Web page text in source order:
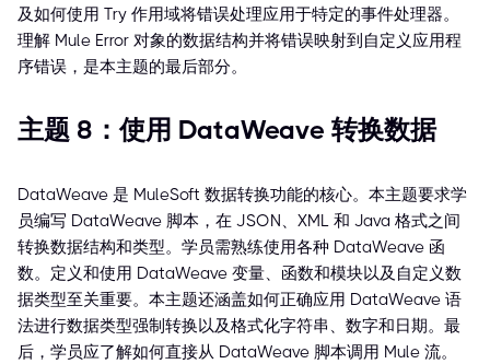
及如何使用 Try 作用域将错误处理应用于特定的事件处理器。
理解 Mule Error 对象的数据结构并将错误映射到自定义应用程
序错误，是本主题的最后部分。
主题 8：使用 DataWeave 转换数据
DataWeave 是 MuleSoft 数据转换功能的核心。本主题要求学
员编写 DataWeave 脚本，在 JSON、XML 和 Java 格式之间
转换数据结构和类型。学员需熟练使用各种 DataWeave 函
数。定义和使用 DataWeave 变量、函数和模块以及自定义数
据类型至关重要。本主题还涵盖如何正确应用 DataWeave 语
法进行数据类型强制转换以及格式化字符串、数字和日期。最
后，学员应了解如何直接从 DataWeave 脚本调用 Mule 流。